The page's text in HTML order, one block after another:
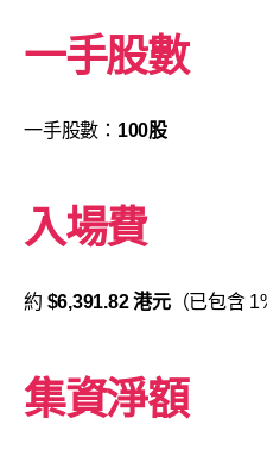
一手股數
一手股數： 100股
入場費
約 $6,391.82 港元（已包含
集資淨額